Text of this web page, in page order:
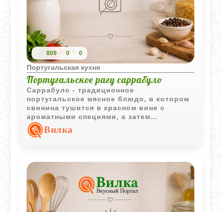
809 0 0
Португальская кухня
Португальское рагу саррабуло
Саррабуло - традиционное
португальское мясное блюдо, в котором
свинина тушится в красном вине с
ароматными специями, а затем
обжаривается вместе с печенью.
Получается насыщенное рагу с
Вилка